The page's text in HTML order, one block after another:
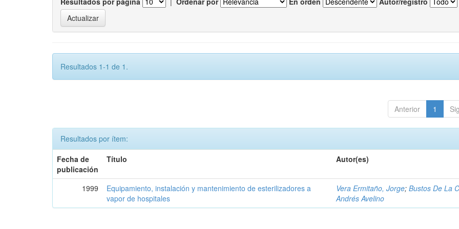
Resultados 1-1 de 1.
Anterior 1
Resultados por ítem:
Fecha de
publicación
Título Autor(es)
1999
Equipamiento, instalación y mantenimiento de esterilizadores a
vapor de hospitales
Vera Ermitaño, Jorge;Bustos De La
Andrés Avelino